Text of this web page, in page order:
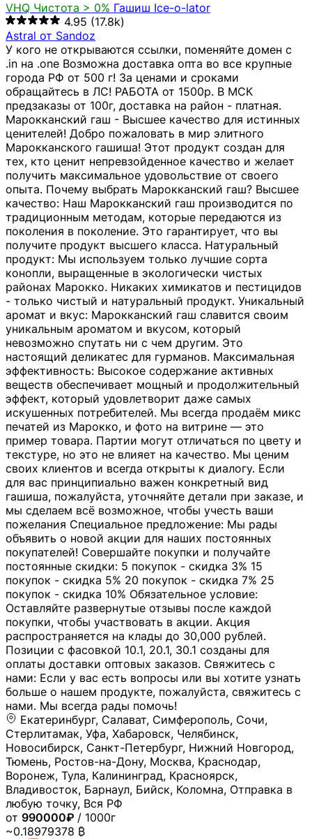
VHQ Чистота > 0% Гашиш Ice-o-lator
4.95 (17.8k)
Astral от Sandoz
У кого не открываются ссылки, поменяйте домен с
.in на .one Возможна доставка опта во все крупные
города РФ от 500 г! За ценами и сроками
обращайтесь в ЛС! РАБОТА от 1500р. В МСК
предзаказы от 100г, доставка на район - платная.
Марокканский гаш - Высшее качество для истинных
ценителей! Добро пожаловать в мир элитного
Марокканского гашиша! Этот продукт создан для
тех, кто ценит непревзойденное качество и желает
получить максимальное удовольствие от своего
опыта. Почему выбрать Марокканский гаш? Высшее
качество: Наш Марокканский гаш производится по
традиционным методам, которые передаются из
поколения в поколение. Это гарантирует, что вы
получите продукт высшего класса. Натуральный
продукт: Мы используем только лучшие сорта
конопли, выращенные в экологически чистых
районах Марокко. Никаких химикатов и пестицидов
- только чистый и натуральный продукт. Уникальный
аромат и вкус: Марокканский гаш славится своим
уникальным ароматом и вкусом, который
невозможно спутать ни с чем другим. Это
настоящий деликатес для гурманов. Максимальная
эффективность: Высокое содержание активных
веществ обеспечивает мощный и продолжительный
эффект, который удовлетворит даже самых
искушенных потребителей. Мы всегда продаём микс
печатей из Марокко, и фото на витрине — это
пример товара. Партии могут отличаться по цвету и
текстуре, но это не влияет на качество. Мы ценим
своих клиентов и всегда открыты к диалогу. Если
для вас принципиально важен конкретный вид
гашиша, пожалуйста, уточняйте детали при заказе, и
мы сделаем всё возможное, чтобы учесть ваши
пожелания Специальное предложение: Мы рады
объявить о новой акции для наших постоянных
покупателей! Совершайте покупки и получайте
постоянные скидки: 5 покупок - скидка 3% 15
покупок - скидка 5% 20 покупок - скидка 7% 25
покупок - скидка 10% Обязательное условие:
Оставляйте развернутые отзывы после каждой
покупки, чтобы участвовать в акции. Акция
распространяется на клады до 30,000 рублей.
Позиции с фасовкой 10.1, 20.1, 30.1 созданы для
оплаты доставки оптовых заказов. Свяжитесь с
нами: Если у вас есть вопросы или вы хотите узнать
больше о нашем продукте, пожалуйста, свяжитесь с
нами. Мы всегда рады помочь!
Екатеринбург, Салават, Симферополь, Сочи,
Стерлитамак, Уфа, Хабаровск, Челябинск,
Новосибирск, Санкт-Петербург, Нижний Новгород,
Тюмень, Ростов-на-Дону, Москва, Краснодар,
Воронеж, Тула, Калининград, Красноярск,
Владивосток, Барнаул, Бийск, Коломна, Отправка в
любую точку, Вся РФ
от 990000₽ / 1000г
~0.18979378 ₿